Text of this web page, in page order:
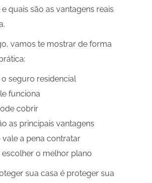
quais são as vantagens reais
vamos te mostrar de forma
seguro residencial
funciona
cobrir
as principais vantagens
a pena contratar
o melhor plano
sua casa é proteger sua